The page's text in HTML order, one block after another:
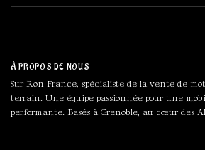
À PROPOS DE NOUS
Sur Ron France, spécialiste de la vente de
terrain. Une équipe passionnée pour une
performante. Basés à Grenoble, au cœur des